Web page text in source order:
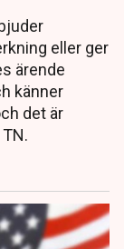
eller ger
ärende
känner
det är